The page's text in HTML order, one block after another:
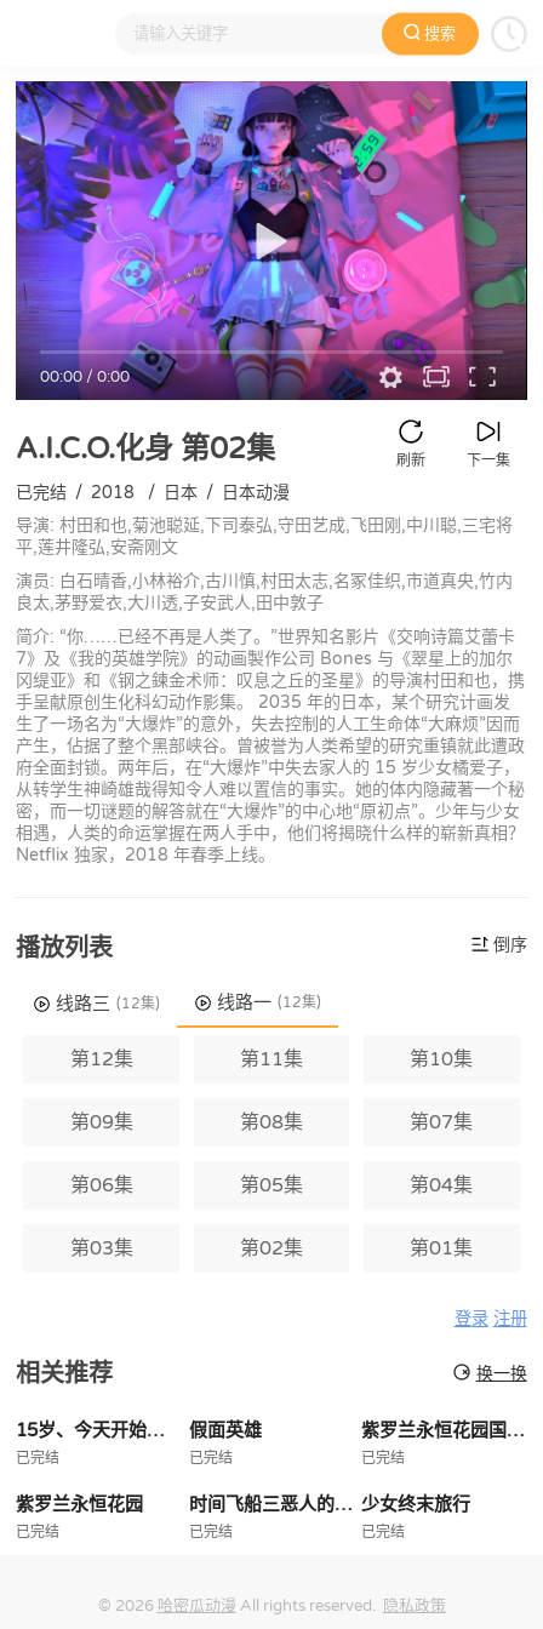
搜索
大家在看 日本动漫 国产动漫 欧美动漫 动漫电影
00:00/0:00
A.I.C.O.化身 第02集 下一集
刷新
已完结 / 2018 / 日本 / 日本动漫
导演: 村田和也,菊池聪延,下司泰弘,守田艺成,飞田刚,中川聪,三宅将
平,莲井隆弘,安斋刚文
演员: 白石晴香,小林裕介,古川慎,村田太志,名冢佳织,市道真央,竹内
良太,茅野爱衣,大川透,子安武人,田中敦子
简介: “你……已经不再是人类了。”世界知名影片《交响诗篇艾蕾卡
7》及《我的英雄学院》的动画製作公司 Bones 与《翠星上的加尔
冈缇亚》和《钢之鍊金术师：叹息之丘的圣星》的导演村田和也，携
手呈献原创生化科幻动作影集。 2035 年的日本，某个研究计画发
生了一场名为“大爆炸”的意外，失去控制的人工生命体“大麻烦”因而
产生，佔据了整个黑部峡谷。曾被誉为人类希望的研究重镇就此遭政
府全面封锁。两年后，在“大爆炸”中失去家人的 15 岁少女橘爱子，
从转学生神崎雄哉得知令人难以置信的事实。她的体内隐藏著一个秘
密，而一切谜题的解答就在“大爆炸”的中心地“原初点”。少年与少女
相遇，人类的命运掌握在两人手中，他们将揭晓什么样的崭新真相？
Netflix 独家，2018 年春季上线。
播放列表 倒序
线路三 (12集) 线路一 (12集)
第12集 第11集 第10集
第09集 第08集 第07集
第06集 第05集 第04集
第03集 第02集 第01集
登录 注册
相关推荐 换一换
15岁、今天开始同居生活网络
已完结
假面英雄
已完结
紫罗兰永恒花园国语版
已完结
紫罗兰永恒花园
已完结
时间飞船三恶人的逆袭
已完结
少女终末旅行
已完结
© 2026 哈密瓜动漫 All rights reserved. 隐私政策